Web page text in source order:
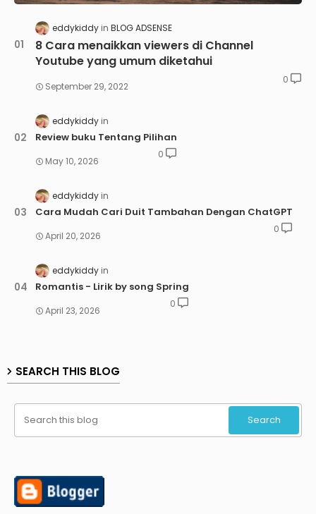
eddykiddy BLOG ADSENSE
8 Cara menaikkan viewers di Channel
Youtube yang umum diketahui
September 29, 2022
0
eddykiddy
Review buku Tentang Pilihan
May 10, 2026
0
eddykiddy
Cara Mudah Cari Duit Tambahan Dengan ChatGPT
April 20, 2026
0
eddykiddy
Romantis - Lirik by song Spring
April 23, 2026
0
SEARCH THIS BLOG